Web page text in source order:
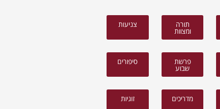
תורה
ומצוות
צניעות
פרשת
שבוע
סיפורים
מדריכים זוגיות